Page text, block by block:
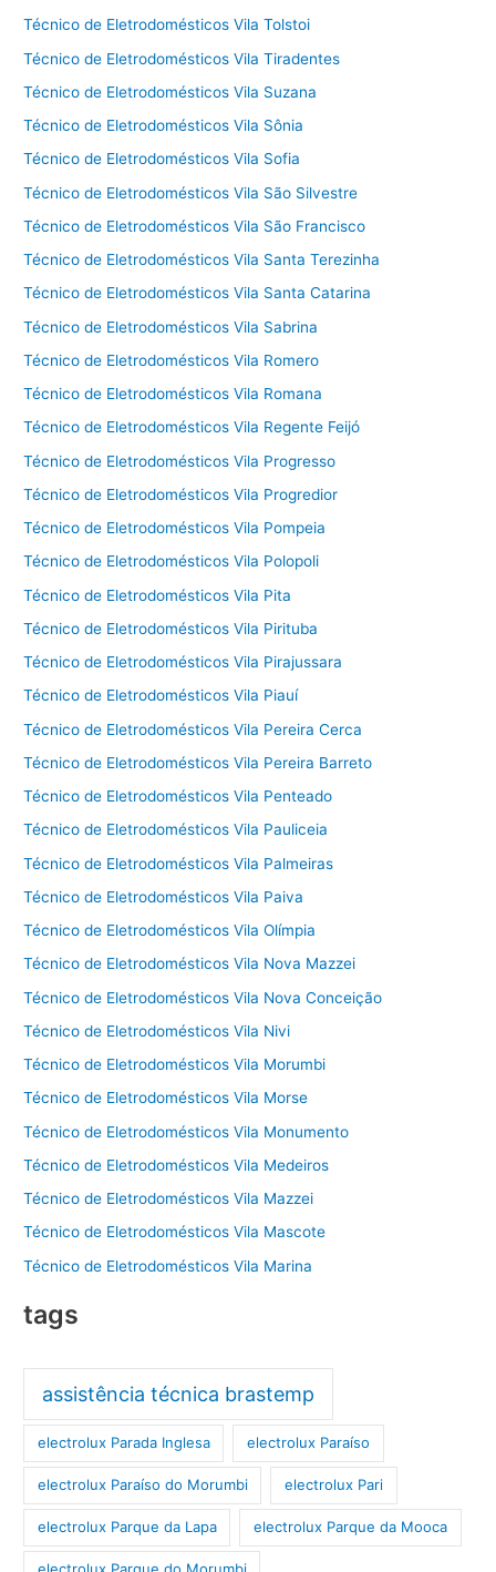
Técnico de Eletrodomésticos Vila Tolstoi
Técnico de Eletrodomésticos Vila Tiradentes
Técnico de Eletrodomésticos Vila Suzana
Técnico de Eletrodomésticos Vila Sônia
Técnico de Eletrodomésticos Vila Sofia
Técnico de Eletrodomésticos Vila São Silvestre
Técnico de Eletrodomésticos Vila São Francisco
Técnico de Eletrodomésticos Vila Santa Terezinha
Técnico de Eletrodomésticos Vila Santa Catarina
Técnico de Eletrodomésticos Vila Sabrina
Técnico de Eletrodomésticos Vila Romero
Técnico de Eletrodomésticos Vila Romana
Técnico de Eletrodomésticos Vila Regente Feijó
Técnico de Eletrodomésticos Vila Progresso
Técnico de Eletrodomésticos Vila Progredior
Técnico de Eletrodomésticos Vila Pompeia
Técnico de Eletrodomésticos Vila Polopoli
Técnico de Eletrodomésticos Vila Pita
Técnico de Eletrodomésticos Vila Pirituba
Técnico de Eletrodomésticos Vila Pirajussara
Técnico de Eletrodomésticos Vila Piauí
Técnico de Eletrodomésticos Vila Pereira Cerca
Técnico de Eletrodomésticos Vila Pereira Barreto
Técnico de Eletrodomésticos Vila Penteado
Técnico de Eletrodomésticos Vila Pauliceia
Técnico de Eletrodomésticos Vila Palmeiras
Técnico de Eletrodomésticos Vila Paiva
Técnico de Eletrodomésticos Vila Olímpia
Técnico de Eletrodomésticos Vila Nova Mazzei
Técnico de Eletrodomésticos Vila Nova Conceição
Técnico de Eletrodomésticos Vila Nivi
Técnico de Eletrodomésticos Vila Morumbi
Técnico de Eletrodomésticos Vila Morse
Técnico de Eletrodomésticos Vila Monumento
Técnico de Eletrodomésticos Vila Medeiros
Técnico de Eletrodomésticos Vila Mazzei
Técnico de Eletrodomésticos Vila Mascote
Técnico de Eletrodomésticos Vila Marina
tags
assistência técnica brastemp
electrolux Parada Inglesa electrolux Paraíso
electrolux Paraíso do Morumbi electrolux Pari
electrolux Parque da Lapa electrolux Parque da Mooca